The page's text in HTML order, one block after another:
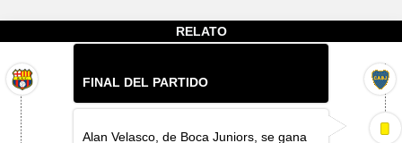
RELATO
FINAL DEL PARTIDO
Alan Velasco, de Boca Juniors, se gana